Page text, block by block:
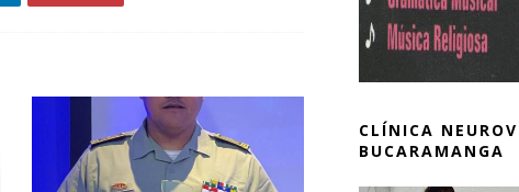
CLÍNICA
BUCARAMANGA